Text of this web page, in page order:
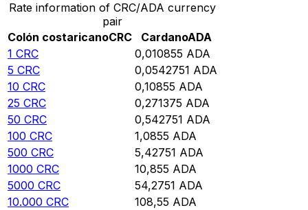
Rate information of CRC/ADA currency
pair
Colón costaricanoCRC CardanoADA
1 CRC 0,010855 ADA
5 CRC 0,0542751 ADA
10 CRC 0,10855 ADA
25 CRC 0,271375 ADA
50 CRC 0,542751 ADA
100 CRC 1,0855 ADA
500 CRC 5,42751 ADA
1000 CRC 10,855 ADA
5000 CRC 54,2751 ADA
10.000 CRC 108,55 ADA